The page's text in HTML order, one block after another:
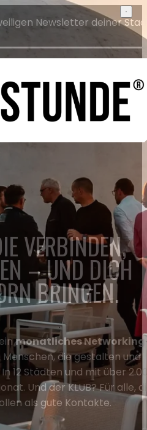
Newsletter deiner
VERBINDEN,
– UND DICH
BRINGEN.
monatliches
die gestalten und
In12 Städten und mit über
Und der KLUB? Für alle,
als gute Kontakte.